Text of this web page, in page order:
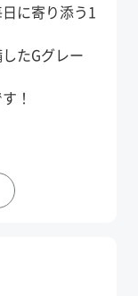
に寄り添う1
たGグレー
！